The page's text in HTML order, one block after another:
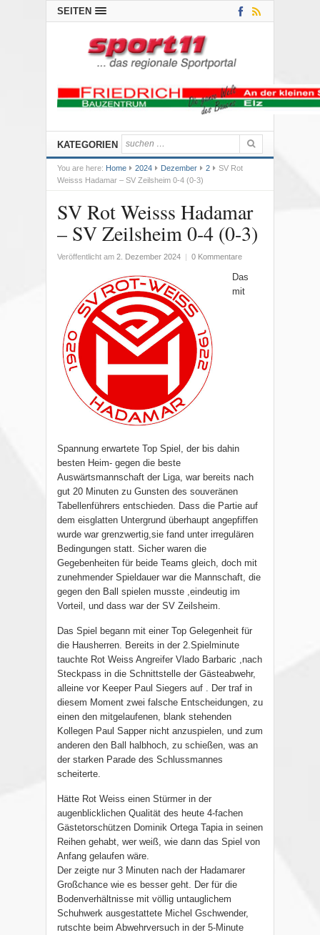
SEITEN
KATEGORIEN
You are here: Home 2024 Dezember 2
SV Rot
Weisss Hadamar – SV Zeilsheim 0-4 (0-3)
SV Rot Weisss Hadamar
– SV Zeilsheim 0-4 (0-3)
Veröffentlicht am 2. Dezember 2024 0 Kommentare
Das
mit
Spannung erwartete Top Spiel, der bis dahin
besten Heim- gegen die beste
Auswärtsmannschaft der Liga, war bereits nach
gut 20 Minuten zu Gunsten des souveränen
Tabellenführers entschieden. Dass die Partie auf
dem eisglatten Untergrund überhaupt angepfiffen
wurde war grenzwertig,sie fand unter irregulären
Bedingungen statt. Sicher waren die
Gegebenheiten für beide Teams gleich, doch mit
zunehmender Spieldauer war die Mannschaft, die
gegen den Ball spielen musste ,eindeutig im
Vorteil, und dass war der SV Zeilsheim.
Das Spiel begann mit einer Top Gelegenheit für
die Hausherren. Bereits in der 2.Spielminute
tauchte Rot Weiss Angreifer Vlado Barbaric ,nach
Steckpass in die Schnittstelle der Gästeabwehr,
alleine vor Keeper Paul Siegers auf . Der traf in
diesem Moment zwei falsche Entscheidungen, zu
einen den mitgelaufenen, blank stehenden
Kollegen Paul Sapper nicht anzuspielen, und zum
anderen den Ball halbhoch, zu schießen, was an
der starken Parade des Schlussmannes
scheiterte.
Hätte Rot Weiss einen Stürmer in der
augenblicklichen Qualität des heute 4-fachen
Gästetorschützen Dominik Ortega Tapia in seinen
Reihen gehabt, wer weiß, wie dann das Spiel von
Anfang gelaufen wäre.
Der zeigte nur 3 Minuten nach der Hadamarer
Großchance wie es besser geht. Der für die
Bodenverhältnisse mit völlig untauglichem
Schuhwerk ausgestattete Michel Gschwender,
rutschte beim Abwehrversuch in der 5-Minute